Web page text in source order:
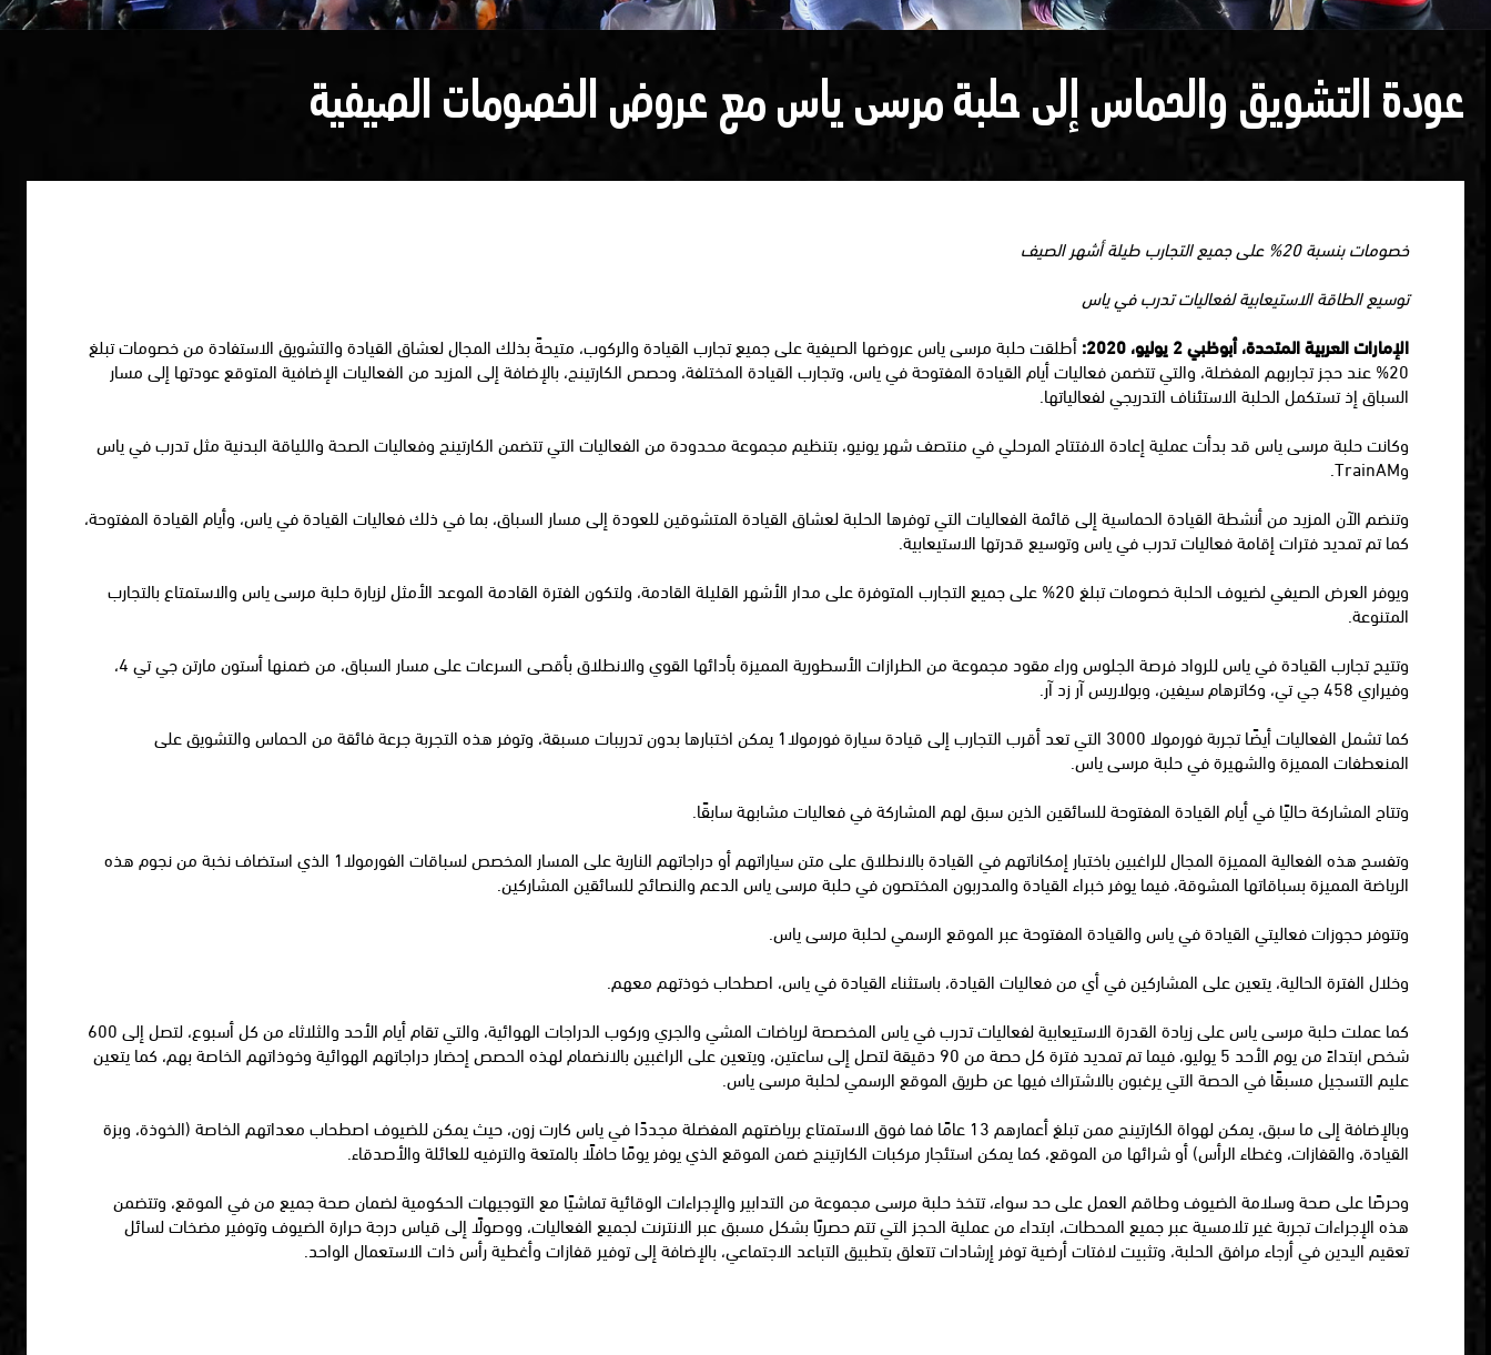
عودة التشويق والحماس إلى حلبة مرسى ياس مع عروض الخصومات الصيفية
خصومات بنسبة 20% على جميع التجارب طيلة أشهر الصيف
توسيع الطاقة الاستيعابية لفعاليات تدرب في ياس
الإمارات العربية المتحدة، أبوظبي 2 يوليو، 2020:
أطلقت حلبة مرسى ياس عروضها الصيفية على جميع تجارب القيادة والركوب، متيحةً بذلك المجال لعشاق القيادة والتشويق الاستفادة من خصومات تبلغ
20% عند حجز تجاربهم المفضلة، والتي تتضمن فعاليات أيام القيادة المفتوحة في ياس، وتجارب القيادة المختلفة، وحصص الكارتينج، بالإضافة إلى المزيد من الفعاليات الإضافية المتوقع عودتها إلى مسار
السباق إذ تستكمل الحلبة الاستئناف التدريجي لفعالياتها.
وكانت حلبة مرسى ياس قد بدأت عملية إعادة الافتتاح المرحلي في منتصف شهر يونيو، بتنظيم مجموعة محدودة من الفعاليات التي تتضمن الكارتينج وفعاليات الصحة واللياقة البدنية مثل تدرب في ياس
وTrainAM.
وتنضم الآن المزيد من أنشطة القيادة الحماسية إلى قائمة الفعاليات التي توفرها الحلبة لعشاق القيادة المتشوقين للعودة إلى مسار السباق، بما في ذلك فعاليات القيادة في ياس، وأيام القيادة المفتوحة،
كما تم تمديد فترات إقامة فعاليات تدرب في ياس وتوسيع قدرتها الاستيعابية.
ويوفر العرض الصيفي لضيوف الحلبة خصومات تبلغ 20% على جميع التجارب المتوفرة على مدار الأشهر القليلة القادمة، ولتكون الفترة القادمة الموعد الأمثل لزيارة حلبة مرسى ياس والاستمتاع بالتجارب
المتنوعة.
وتتيح تجارب القيادة في ياس للرواد فرصة الجلوس وراء مقود مجموعة من الطرازات الأسطورية المميزة بأدائها القوي والانطلاق بأقصى السرعات على مسار السباق، من ضمنها أستون مارتن جي تي 4،
وفيراري 458 جي تي، وكاترهام سيفين، وبولاريس آر زد آر.
كما تشمل الفعاليات أيضًا تجربة فورمولا 3000 التي تعد أقرب التجارب إلى قيادة سيارة فورمولا1 يمكن اختبارها بدون تدريبات مسبقة، وتوفر هذه التجربة جرعة فائقة من الحماس والتشويق على
المنعطفات المميزة والشهيرة في حلبة مرسى ياس.
وتتاح المشاركة حاليًا في أيام القيادة المفتوحة للسائقين الذين سبق لهم المشاركة في فعاليات مشابهة سابقًا.
وتفسح هذه الفعالية المميزة المجال للراغبين باختبار إمكاناتهم في القيادة بالانطلاق على متن سياراتهم أو دراجاتهم النارية على المسار المخصص لسباقات الفورمولا1 الذي استضاف نخبة من نجوم هذه
الرياضة المميزة بسباقاتها المشوقة، فيما يوفر خبراء القيادة والمدربون المختصون في حلبة مرسى ياس الدعم والنصائح للسائقين المشاركين.
وتتوفر حجوزات فعاليتي القيادة في ياس والقيادة المفتوحة عبر الموقع الرسمي لحلبة مرسى ياس.
وخلال الفترة الحالية، يتعين على المشاركين في أي من فعاليات القيادة، باستثناء القيادة في ياس، اصطحاب خوذتهم معهم.
كما عملت حلبة مرسى ياس على زيادة القدرة الاستيعابية لفعاليات تدرب في ياس المخصصة لرياضات المشي والجري وركوب الدراجات الهوائية، والتي تقام أيام الأحد والثلاثاء من كل أسبوع، لتصل إلى 600
شخص ابتداءً من يوم الأحد 5 يوليو، فيما تم تمديد فترة كل حصة من 90 دقيقة لتصل إلى ساعتين، ويتعين على الراغبين بالانضمام لهذه الحصص إحضار دراجاتهم الهوائية وخوذاتهم الخاصة بهم، كما يتعين
عليم التسجيل مسبقًا في الحصة التي يرغبون بالاشتراك فيها عن طريق الموقع الرسمي لحلبة مرسى ياس.
وبالإضافة إلى ما سبق، يمكن لهواة الكارتينج ممن تبلغ أعمارهم 13 عامًا فما فوق الاستمتاع برياضتهم المفضلة مجددًا في ياس كارت زون، حيث يمكن للضيوف اصطحاب معداتهم الخاصة (الخوذة، وبزة
القيادة، والقفازات، وغطاء الرأس) أو شرائها من الموقع، كما يمكن استئجار مركبات الكارتينج ضمن الموقع الذي يوفر يومًا حافلًا بالمتعة والترفيه للعائلة والأصدقاء.
وحرصًا على صحة وسلامة الضيوف وطاقم العمل على حد سواء، تتخذ حلبة مرسى مجموعة من التدابير والإجراءات الوقائية تماشيًا مع التوجيهات الحكومية لضمان صحة جميع من في الموقع، وتتضمن
هذه الإجراءات تجربة غير تلامسية عبر جميع المحطات، ابتداء من عملية الحجز التي تتم حصريًا بشكل مسبق عبر الانترنت لجميع الفعاليات، ووصولًا إلى قياس درجة حرارة الضيوف وتوفير مضخات لسائل
تعقيم اليدين في أرجاء مرافق الحلبة، وتثبيت لافتات أرضية توفر إرشادات تتعلق بتطبيق التباعد الاجتماعي، بالإضافة إلى توفير قفازات وأغطية رأس ذات الاستعمال الواحد.